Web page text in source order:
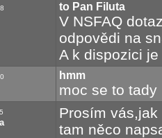
to Pan Filuta
V NSFAQ
odpovědi na
A k dispozici
hmm
moc se to
Prosím vás,jak
tam něco